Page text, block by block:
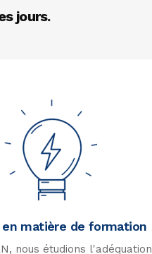
jours.
en matière de formation
nous étudions l'adéquation